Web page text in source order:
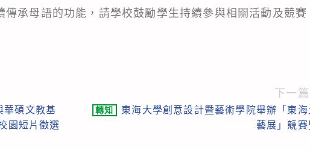
承母語的功能，請學校鼓勵學生持續參與相關活動及競賽
華碩文教基
園短片徵選
下一
轉知
東海大學創意設計暨藝術學院舉辦「東海
藝展」競賽